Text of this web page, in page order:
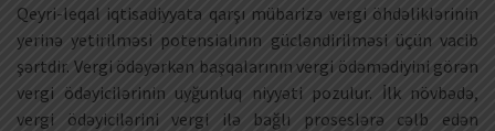
Qeyri-leqal iqtisadiyyata qarşı mübarizə vergi öhdəliklərinin
yerinə yetirilməsi potensialının gücləndirilməsi üçün vacib
şərtdir. Vergi ödəyərkən başqalarının vergi ödəmədiyini görən
vergi ödəyicilərinin uyğunluq niyyəti pozulur. İlk növbədə,
vergi ödəyicilərini vergi ilə bağlı proseslərə cəlb edən